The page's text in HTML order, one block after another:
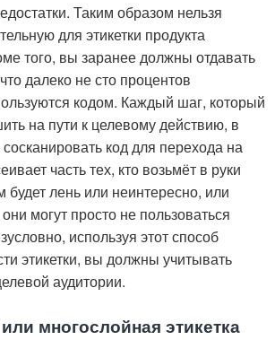
Таким образом нельзя
для этикетки продукта
того, вы заранее должны отдавать
далеко не сто процентов
кодом. Каждый шаг, который
на пути к целевому действию, в
код для перехода на
часть тех, кто возьмёт в руки
лень или неинтересно, или
могут просто не пользоваться
используя этот способ
этикетки, вы должны учитывать
аудитории.
многослойная этикетка